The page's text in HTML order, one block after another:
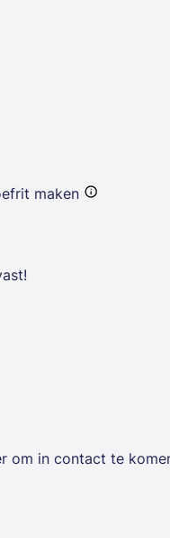
maken
om in contact te